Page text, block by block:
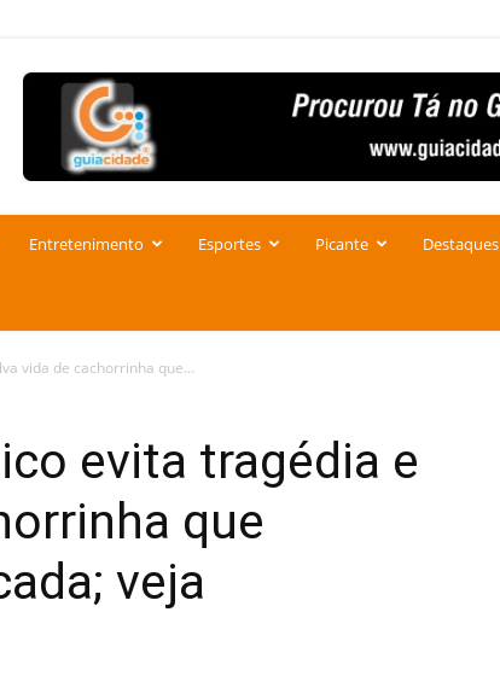
Entretenimento Esportes Picante Destaques
vida de cachorrinha que...
evita tragédia e
que
veja